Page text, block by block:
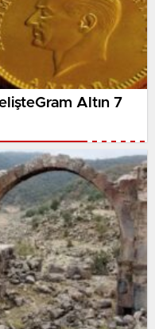
Altın 7